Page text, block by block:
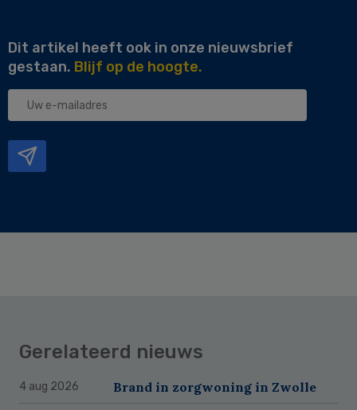
Dit artikel heeft ook in onze nieuwsbrief
gestaan. Blijf op de hoogte.
Uw
Gerelateerd nieuws
4 aug 2026 Brand in zorgwoning in Zwolle